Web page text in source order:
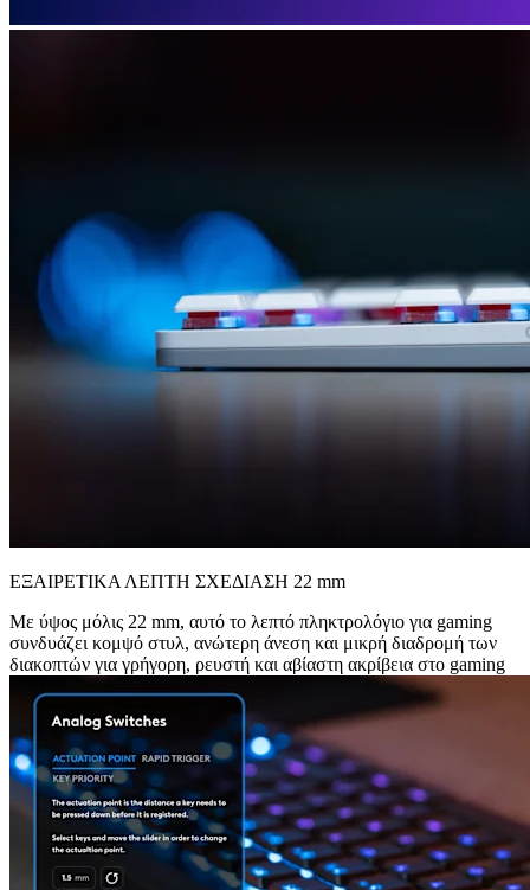
ΕΞΑΙΡΕΤΙΚΑ ΛΕΠΤΗ ΣΧΕΔΙΑΣΗ 22 mm
Με ύψος μόλις 22 mm, αυτό το λεπτό πληκτρολόγιο για gaming
συνδυάζει κομψό στυλ, ανώτερη άνεση και μικρή διαδρομή των
διακοπτών για γρήγορη, ρευστή και αβίαστη ακρίβεια στο gaming